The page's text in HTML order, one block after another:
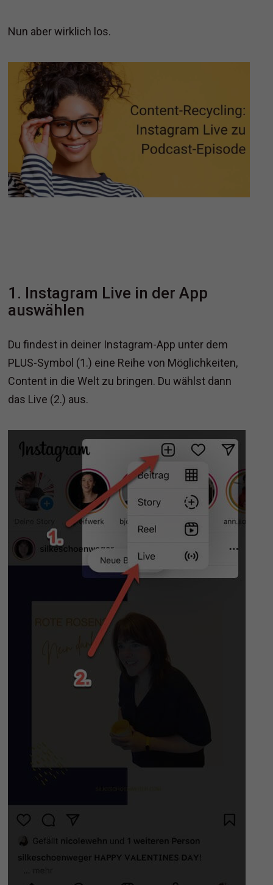
Nun aber wirklich los.
1. Instagram Live in der App
auswählen
Du findest in deiner Instagram-App unter dem
PLUS-Symbol (1.) eine Reihe von Möglichkeiten,
Content in die Welt zu bringen. Du wählst dann
das Live (2.) aus.